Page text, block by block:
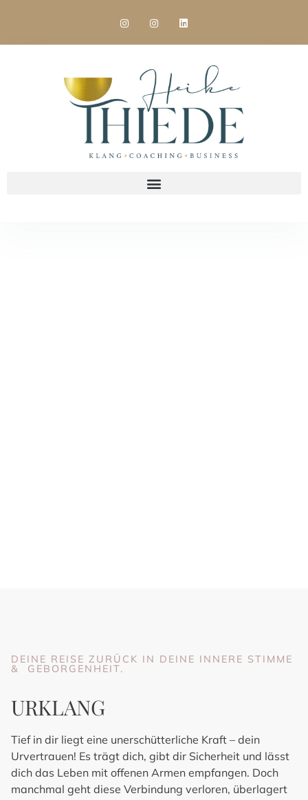
DEINE REISE ZURÜCK IN DEINE INNERE STIMME
& GEBORGENHEIT.
URKLANG
Tief in dir liegt eine unerschütterliche Kraft – dein
Urvertrauen! Es trägt dich, gibt dir Sicherheit und lässt
dich das Leben mit offenen Armen empfangen. Doch
manchmal geht diese Verbindung verloren, überlagert